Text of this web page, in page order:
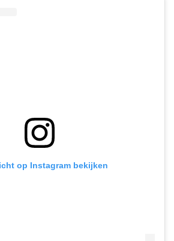
op Instagram bekijken